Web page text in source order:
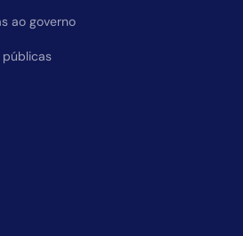
ao governo